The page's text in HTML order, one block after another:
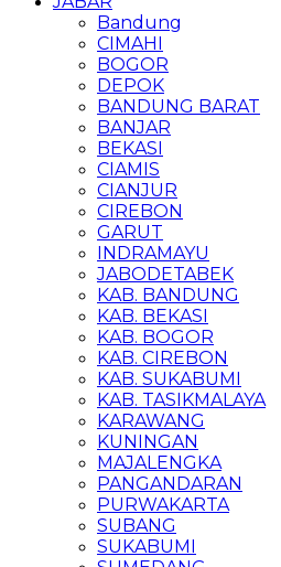
Bandung
CIMAHI
BOGOR
DEPOK
BANDUNG BARAT
BANJAR
BEKASI
CIAMIS
CIANJUR
CIREBON
GARUT
INDRAMAYU
JABODETABEK
KAB. BANDUNG
KAB. BEKASI
KAB. BOGOR
KAB. CIREBON
KAB. SUKABUMI
KAB. TASIKMALAYA
KARAWANG
KUNINGAN
MAJALENGKA
PANGANDARAN
PURWAKARTA
SUBANG
SUKABUMI